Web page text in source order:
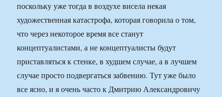
поскольку уже тогда в воздухе висела некая
художественная катастрофа, которая говорила о том,
что через некоторое время все станут
концептуалистами, а не концептуалисты будут
приставляться к стенке, в худшем случае, а в лучшем
случае просто подвергаться забвению. Тут уже было
все ясно, и я очень часто к Дмитрию Александровичу